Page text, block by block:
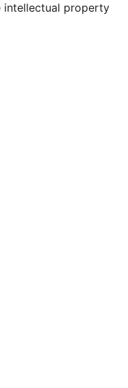
intellectual property